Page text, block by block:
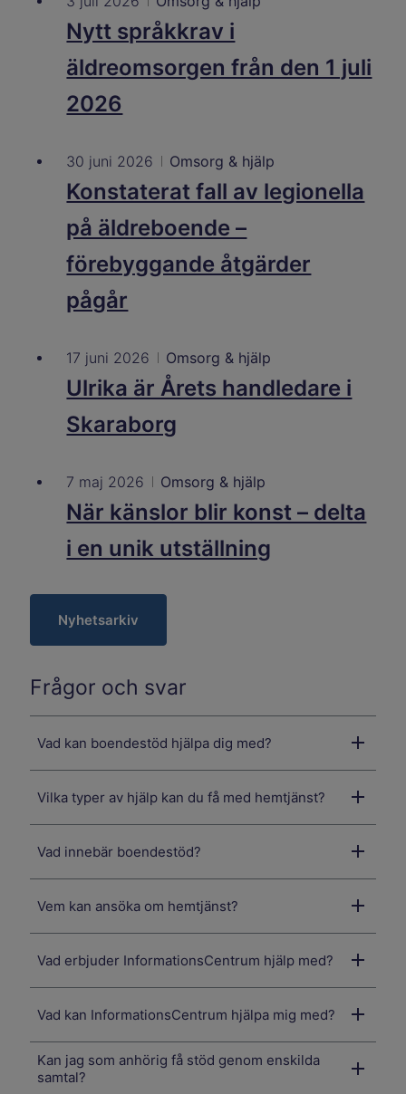
Nytt språkkrav i
äldreomsorgen från den 1 juli
2026
30 juni 2026 Omsorg & hjälp
Konstaterat fall av legionella
på äldreboende –
förebyggande åtgärder
pågår
17 juni 2026 Omsorg & hjälp
Ulrika är Årets handledare i
Skaraborg
7 maj 2026 Omsorg & hjälp
När känslor blir konst – delta
i en unik utställning
Nyhetsarkiv
Frågor och svar
Vad kan boendestöd hjälpa dig med?
Vilka typer av hjälp kan du få med hemtjänst?
Vad innebär boendestöd?
Vem kan ansöka om hemtjänst?
Vad erbjuder InformationsCentrum hjälp med?
Vad kan InformationsCentrum hjälpa mig med?
Kan jag som anhörig få stöd genom enskilda
samtal?